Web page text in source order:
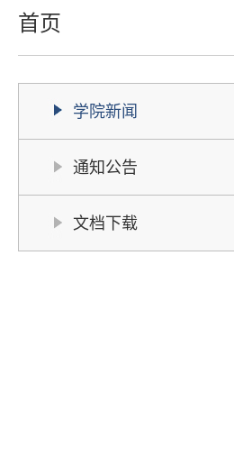
首页
学院新闻
通知公告
文档下载